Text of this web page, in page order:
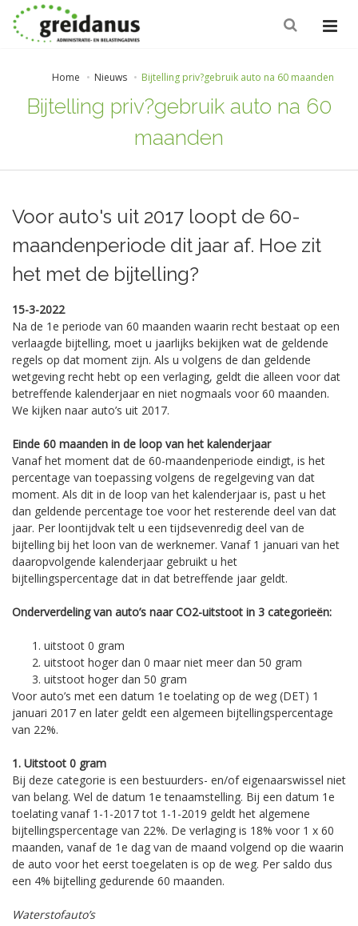
Home Nieuws Bijtelling priv?gebruik auto na 60 maanden
Bijtelling priv?gebruik auto na 60
maanden
Voor auto's uit 2017 loopt de 60-
maandenperiode dit jaar af. Hoe zit
het met de bijtelling?
15-3-2022
Na de 1e periode van 60 maanden waarin recht bestaat op een
verlaagde bijtelling, moet u jaarlijks bekijken wat de geldende
regels op dat moment zijn. Als u volgens de dan geldende
wetgeving recht hebt op een verlaging, geldt die alleen voor dat
betreffende kalenderjaar en niet nogmaals voor 60 maanden.
We kijken naar auto’s uit 2017.
Einde 60 maanden in de loop van het kalenderjaar
Vanaf het moment dat de 60-maandenperiode eindigt, is het
percentage van toepassing volgens de regelgeving van dat
moment. Als dit in de loop van het kalenderjaar is, past u het
dan geldende percentage toe voor het resterende deel van dat
jaar. Per loontijdvak telt u een tijdsevenredig deel van de
bijtelling bij het loon van de werknemer. Vanaf 1 januari van het
daaropvolgende kalenderjaar gebruikt u het
bijtellingspercentage dat in dat betreffende jaar geldt.
Onderverdeling van auto’s naar CO2-uitstoot in 3 categorieën:
uitstoot 0 gram
uitstoot hoger dan 0 maar niet meer dan 50 gram
uitstoot hoger dan 50 gram
Voor auto’s met een datum 1e toelating op de weg (DET) 1
januari 2017 en later geldt een algemeen bijtellingspercentage
van 22%.
1. Uitstoot 0 gram
Bij deze categorie is een bestuurders- en/of eigenaarswissel niet
van belang. Wel de datum 1e tenaamstelling. Bij een datum 1e
toelating vanaf 1-1-2017 tot 1-1-2019 geldt het algemene
bijtellingspercentage van 22%. De verlaging is 18% voor 1 x 60
maanden, vanaf de 1e dag van de maand volgend op die waarin
de auto voor het eerst toegelaten is op de weg. Per saldo dus
een 4% bijtelling gedurende 60 maanden.
Waterstofauto’s